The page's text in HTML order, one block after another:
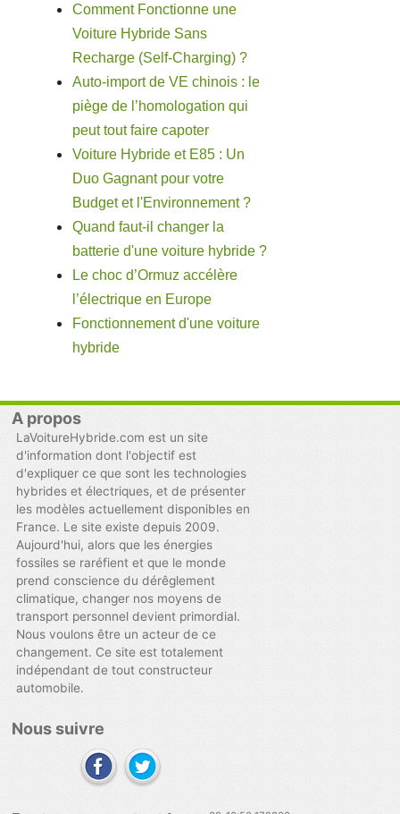
Comment Fonctionne une
Voiture Hybride Sans
Recharge (Self-Charging) ?
Auto-import de VE chinois : le
piège de l’homologation qui
peut tout faire capoter
Voiture Hybride et E85 : Un
Duo Gagnant pour votre
Budget et l'Environnement ?
Quand faut-il changer la
batterie d'une voiture hybride ?
Le choc d’Ormuz accélère
l’électrique en Europe
Fonctionnement d'une voiture
hybride
A propos
LaVoitureHybride.com est un site
d'information dont l'objectif est
d'expliquer ce que sont les technologies
hybrides et électriques, et de présenter
les modèles actuellement disponibles en
France. Le site existe depuis 2009.
Aujourd'hui, alors que les énergies
fossiles se raréfient et que le monde
prend conscience du dérêglement
climatique, changer nos moyens de
transport personnel devient primordial.
Nous voulons être un acteur de ce
changement. Ce site est totalement
indépendant de tout constructeur
automobile.
Nous suivre